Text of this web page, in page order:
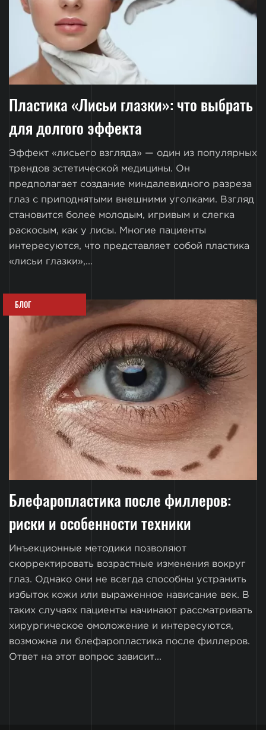
Пластика «Лисьи глазки»: что выбрать
для долгого эффекта
Эффект «лисьего взгляда» — один из популярных
трендов эстетической медицины. Он
предполагает создание миндалевидного разреза
глаз с приподнятыми внешними уголками. Взгляд
становится более молодым, игривым и слегка
раскосым, как у лисы. Многие пациенты
интересуются, что представляет собой пластика
«лисьи глазки»,...
БЛОГ
Блефаропластика после филлеров:
риски и особенности техники
Инъекционные методики позволяют
скорректировать возрастные изменения вокруг
глаз. Однако они не всегда способны устранить
избыток кожи или выраженное нависание век. В
таких случаях пациенты начинают рассматривать
хирургическое омоложение и интересуются,
возможна ли блефаропластика после филлеров.
Ответ на этот вопрос зависит...